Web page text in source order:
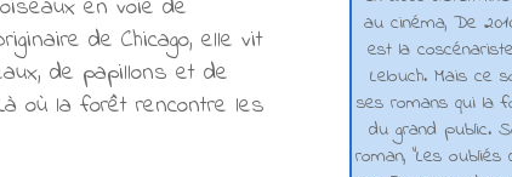
en voie de
de Chicago, elle vit
de papillons et de
où la forêt rencontre les
au cinéma, De
est la
Lelouch. Mais ce
ses romans qui la
du grand public.
roman, "Les oubliés